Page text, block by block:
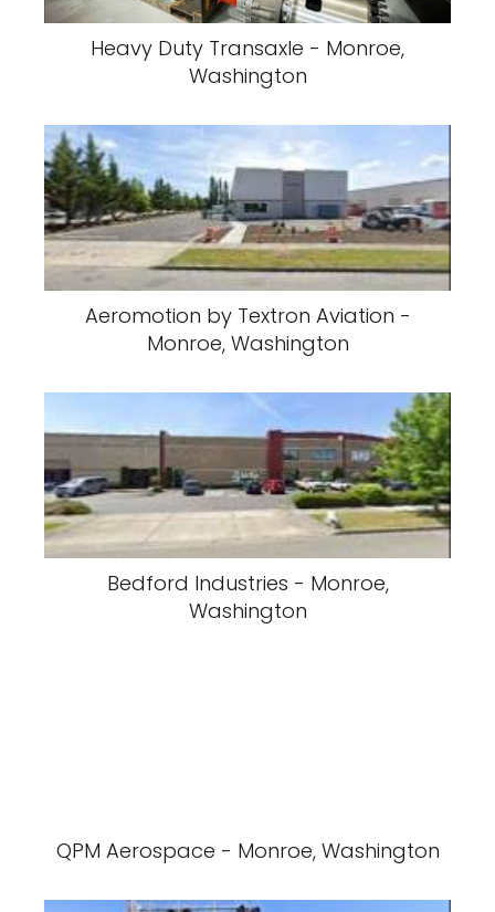
Heavy Duty Transaxle - Monroe,
Washington
Aeromotion by Textron Aviation -
Monroe, Washington
Bedford Industries - Monroe,
Washington
QPM Aerospace - Monroe, Washington